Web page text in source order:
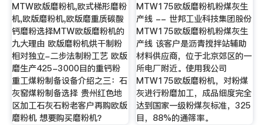
MTW欧版磨粉机,欧式梯形磨粉
机,欧版磨粉机,欧版磨重质碳酸
钙磨粉选择MTW欧版磨粉机的
九大理由 欧版磨粉机烘干制粉
相对独立-二步法制粉工艺 欧版
磨生产425-3000目的重钙粉
重工煤粉制备设备介绍之三：石
灰窑煤粉制备选择 贵州红色地
区加工石灰石粉老客户再购欧版
磨粉机 想要购买磨粉机？
MTW175欧版磨粉机粉煤灰生
产线 -- 世邦工业科技集团股份
MTW175欧版磨粉机粉煤灰生
产线 该客户是沥青搅拌站辅助
材料供应商，位于北京郊区的一
所电厂附近。使用我公司
MTW175欧版磨粉机，对粉煤
灰进行粉磨加工，成品细度完全
达到国家一级粉煤灰标准，325
目，88%的通筛率。